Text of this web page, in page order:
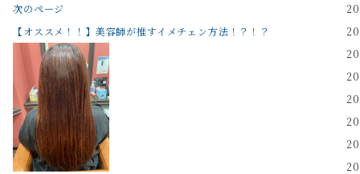
次のページ
【オススメ！！】美容師が推すイメチェン方法！？！？